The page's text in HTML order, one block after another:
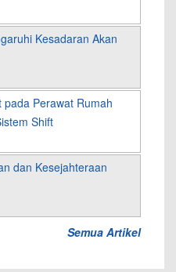
Kesadaran Akan
Perawat Rumah
Shift
dan Kesejahteraan
Semua Artikel